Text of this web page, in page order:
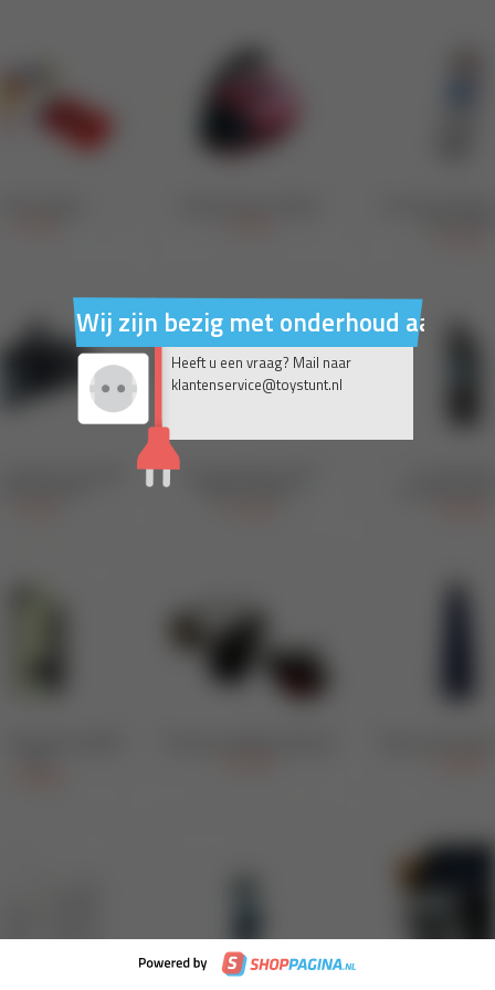
Wij zijn bezig met onderhoud aan
Heeft u een vraag? Mail naar
klantenservice@toystunt.nl